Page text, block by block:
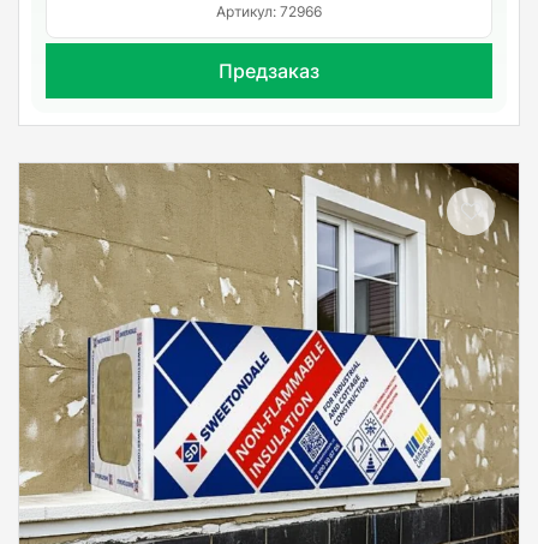
Артикул: 72966
Предзаказ